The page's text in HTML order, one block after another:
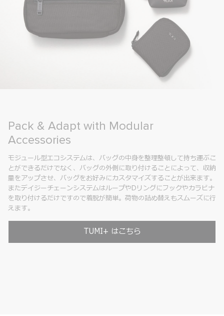
Pack & Adapt with Modular
Accessories
モジュール型エコシステムは、バッグの中身を整理整頓して持ち運ぶこ
とができるだけでなく、バッグの外側に取り付けることによって、収納
量をアップさせ、バッグをお好みにカスタマイズすることが出来ます。
またデイジーチェーンシステムはループやDリングにフックやカラビナ
を取り付けるだけですので着脱が簡単。荷物の詰め替えもスムーズに行
えます。
TUMI+ はこちら